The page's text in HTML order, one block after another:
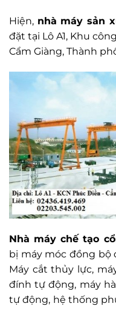
Hiện, nhà máy sản
đặt tại Lô A1, Khu
Cẩm Giàng, Thành
Nhà máy chế tạo
bị máy móc đồng bộ
Máy cắt thủy lực,
đính tự động, máy
tự động, hệ thống